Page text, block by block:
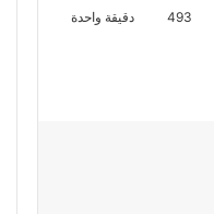
493 دقيقة واحدة